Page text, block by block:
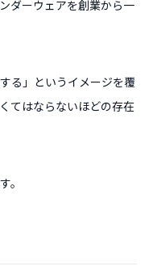
ダーウェアを創業から一
る」というイメージを覆
てはならないほどの存在
。